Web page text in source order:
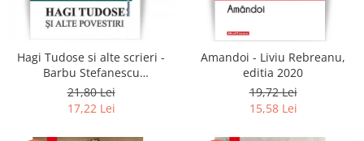
Hagi Tudose si alte scrieri -
Barbu Stefanescu
Delavrancea
21,80 Lei
17,22 Lei
Amandoi - Liviu Rebreanu,
editia 2020
19,72 Lei
15,58 Lei